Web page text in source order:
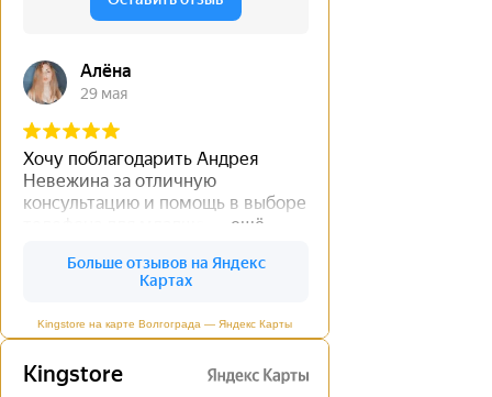
Kingstore на карте Волгограда — Яндекс Карты